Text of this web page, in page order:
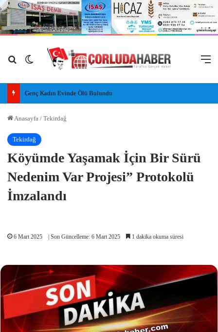
Arama yap ...
Dış görünümü değiştir
Genç Kadın Evinde Ölü Bulundu
Anasayfa / Tekirdağ
Tekirdağ
Köyümde Yaşamak İçin Bir Sürü
Nedenim Var Projesi” Protokolü
İmzalandı
6 Mart 2025 | Son Güncelleme: 6 Mart 2025 1 dakika okuma süresi